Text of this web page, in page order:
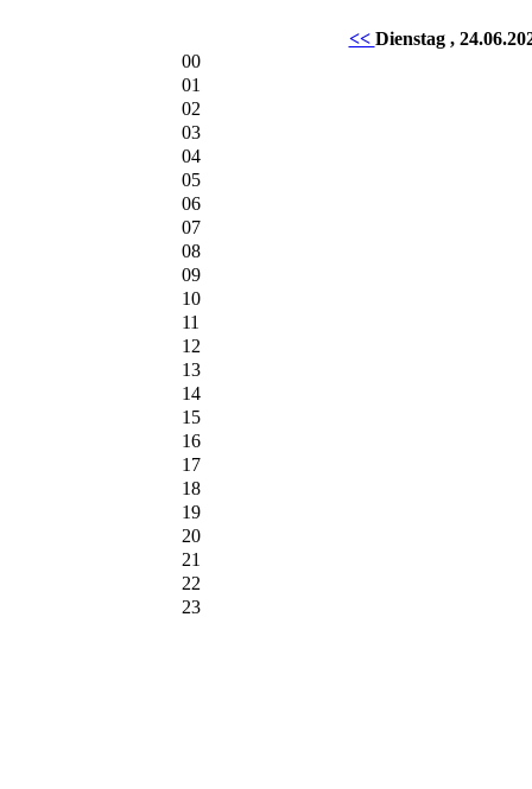
<< Dienstag ,
00
01
02
03
04
05
06
07
08
09
10
11
12
13
14
15
16
17
18
19
20
21
22
23